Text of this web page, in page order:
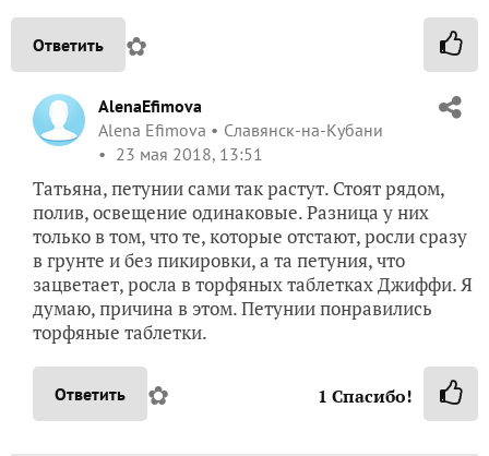
Ответить ✿
AlenaEfimova
Alena Efimova
Славянск-на-Кубани
23 мая 2018, 13:51
Татьяна, петунии сами так растут. Стоят рядом,
полив, освещение одинаковые. Разница у них
только в том, что те, которые отстают, росли сразу
в грунте и без пикировки, а та петуния, что
зацветает, росла в торфяных таблетках Джиффи. Я
думаю, причина в этом. Петунии понравились
торфяные таблетки.
Ответить ✿ 1 Спасибо!